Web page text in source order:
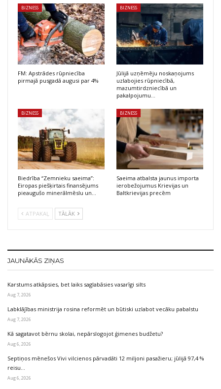
BIZNESS
FM: Apstrādes rūpniecība
pirmajā pusgadā augusi par 4%
BIZNESS
Jūlijā uzņēmēju noskaņojums
uzlabojies rūpniecībā,
mazumtirdzniecībā un
pakalpojumu…
BIZNESS
Biedrība “Zemnieku saeima”:
Eiropas piešķirtais finansējums
pieaugušo minerālmēslu un…
BIZNESS
Saeima atbalsta jaunus importa
ierobežojumus Krievijas un
Baltkrievijas precēm
ATPAKAĻ TĀLĀK
JAUNĀKĀS ZIŅAS
Karstums atkāpsies, bet laiks saglabāsies vasarīgi silts
Aug 7, 2026
Labklājības ministrija rosina reformēt un būtiski uzlabot vecāku pabalstu
Aug 7, 2026
Kā sagatavot bērnu skolai, nepārslogojot ģimenes budžetu?
Aug 6, 2026
Septiņos mēnešos Vivi vilcienos pārvadāti 12 miljoni pasažieru; jūlijā 97,4 %
reisu…
Aug 6, 2026